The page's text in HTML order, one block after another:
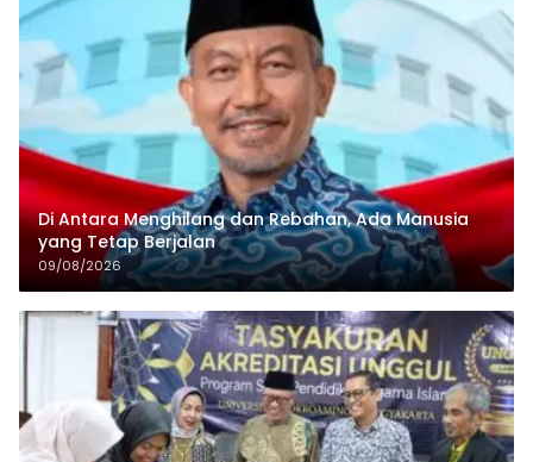
Di Antara Menghilang dan Rebahan, Ada Manusia
yang Tetap Berjalan
09/08/2026